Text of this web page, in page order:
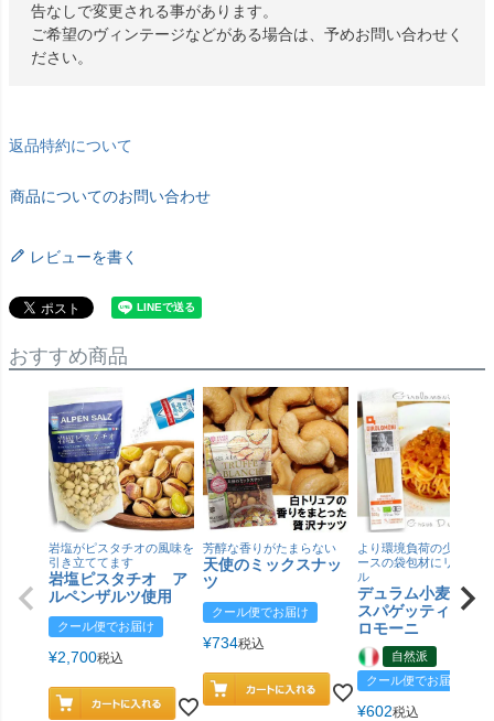
告なしで変更される事があります。
ご希望のヴィンテージなどがある場合は、予めお問い合わせく
ださい。
返品特約について
商品についてのお問い合わせ
レビューを書く
おすすめ商品
岩塩がピスタチオの風味を
引き立ててます
岩塩ピスタチオ ア
ルペンザルツ使用
クール便でお届け
¥2,700税込
芳醇な香りがたまらない
天使のミックスナッ
ツ
クール便でお届け
¥734税込
より環境負荷の少ない紙
ースの袋包材にリニュー
ル
デュラム小麦 有
スパゲッティ／ジ
ロモーニ
自然派
クール便でお届け
¥602税込